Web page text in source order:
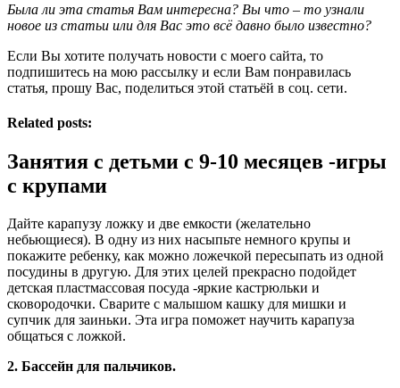
Была ли эта статья Вам интересна? Вы что – то узнали
новое из статьи или для Вас это всё давно было известно?
Если Вы хотите получать новости с моего сайта, то
подпишитесь на мою рассылку и если Вам понравилась
статья, прошу Вас, поделиться этой статьёй в соц. сети.
Related posts:
Занятия с детьми с 9-10 месяцев -игры
с крупами
Дайте карапузу ложку и две емкости (желательно
небьющиеся). В одну из них насыпьте немного крупы и
покажите ребенку, как можно ложечкой пересыпать из одной
посудины в другую. Для этих целей прекрасно подойдет
детская пластмассовая посуда -яркие кастрюльки и
сковородочки. Сварите с малышом кашку для мишки и
супчик для заиньки. Эта игра поможет научить карапуза
общаться с ложкой.
2. Бассейн для пальчиков.